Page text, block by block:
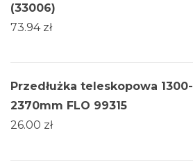
(33006)
73.94 zł
Przedłużka teleskopowa 1300-
2370mm FLO 99315
26.00 zł